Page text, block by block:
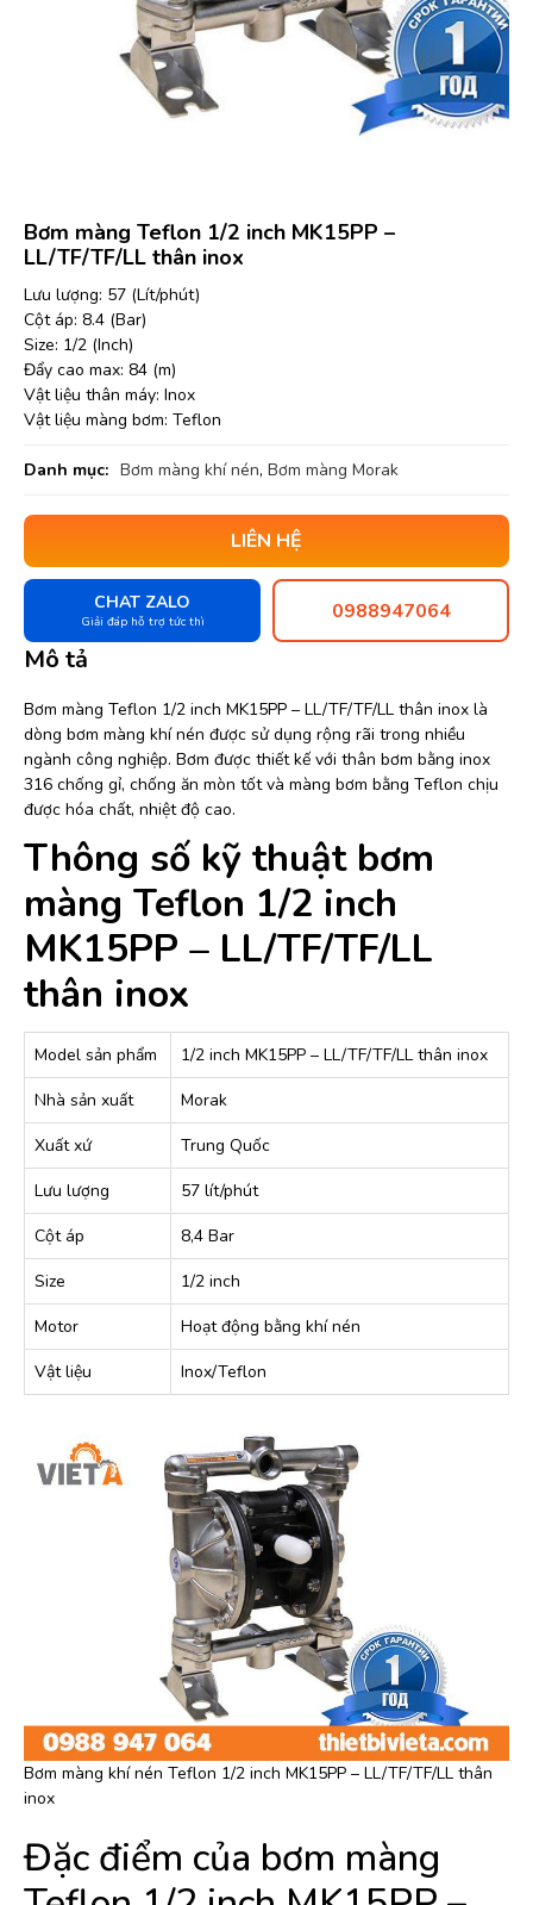
Bơm màng Teflon 1/2 inch MK15PP –
LL/TF/TF/LL thân inox
Lưu lượng: 57 (Lít/phút)
Cột áp: 8.4 (Bar)
Size: 1/2 (Inch)
Đẩy cao max: 84 (m)
Vật liệu thân máy: Inox
Vật liệu màng bơm: Teflon
Danh mục: Bơm màng khí nén, Bơm màng Morak
LIÊN HỆ
CHAT ZALO
Giải đáp hỗ trợ tức thì 0988947064
Mô tả
Bơm màng Teflon 1/2 inch MK15PP – LL/TF/TF/LL thân inox là
dòng bơm màng khí nén được sử dụng rộng rãi trong nhiều
ngành công nghiệp. Bơm được thiết kế với thân bơm bằng inox
316 chống gỉ, chống ăn mòn tốt và màng bơm bằng Teflon chịu
được hóa chất, nhiệt độ cao.
Thông số kỹ thuật bơm
màng Teflon 1/2 inch
MK15PP – LL/TF/TF/LL
thân inox
Model sản phẩm
1/2 inch MK15PP – LL/TF/TF/LL thân inox
Nhà sản xuất
Morak
Xuất xứ
Trung Quốc
Lưu lượng
57 lít/phút
Cột áp
8,4 Bar
Size
1/2 inch
Motor
Hoạt động bằng khí nén
Vật liệu
Inox/Teflon
Bơm màng khí nén Teflon 1/2 inch MK15PP – LL/TF/TF/LL thân
inox
Đặc điểm của bơm màng